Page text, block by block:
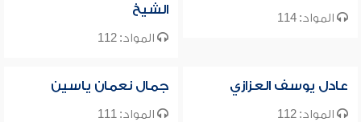
المواد: 114
الشيخ
المواد: 112
عادل يوسف العزازي
المواد: 112
جمال نعمان ياسين
المواد: 111